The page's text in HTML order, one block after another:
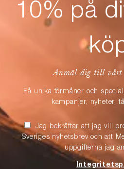
10% på
Anmäl dig till vårt
Få unika förmåner och
kampanjer, nyheter,
Jag bekräftar att jag vill
Sveriges nyhetsbrev och att
uppgifterna jag